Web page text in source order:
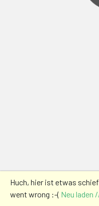
Huch, hier ist etwas
went wrong :-( Neu laden